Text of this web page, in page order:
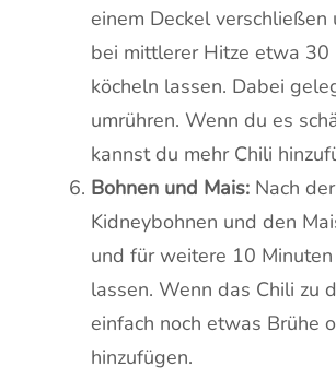
einem Deckel verschließen
bei mittlerer Hitze etwa 30
köcheln lassen. Dabei
umrühren. Wenn du es
kannst du mehr Chili
Bohnen und Mais: Nach
Kidneybohnen und den
und für weitere 10
lassen. Wenn das Chili zu
einfach noch etwas Brühe
hinzufügen.